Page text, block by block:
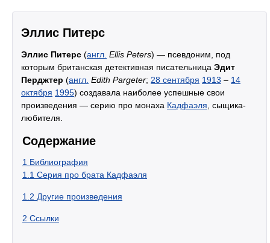
Эллис Питерс
Эллис Питерс (англ. Ellis Peters) — псевдоним, под
которым британская детективная писательница Эдит
Перджтер (англ. Edith Pargeter; 28 сентября 1913 – 14
октября 1995) создавала наиболее успешные свои
произведения — серию про монаха Кадфаэля , сыщика-
любителя.
Содержание
1 Библиография
1.1 Серия про брата Кадфаэля
1.2 Другие произведения
2 Ccылки